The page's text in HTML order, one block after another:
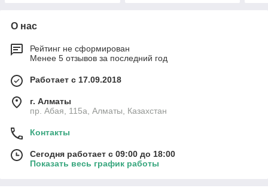
О нас
Рейтинг не сформирован
Менее 5 отзывов за последний год
Работает с 17.09.2018
г. Алматы
пр. Абая, 115а, Алматы, Казахстан
Контакты
Сегодня работает с 09:00 до 18:00
Показать весь график работы